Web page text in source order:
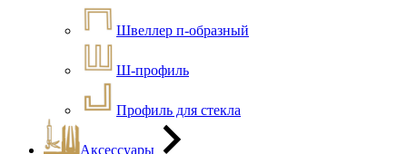
Швеллер п-образный
Ш-профиль
Профиль для стекла
Аксессуары